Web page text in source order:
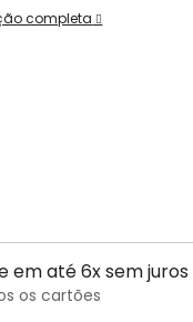
completa
em até 6x sem juros
os cartões